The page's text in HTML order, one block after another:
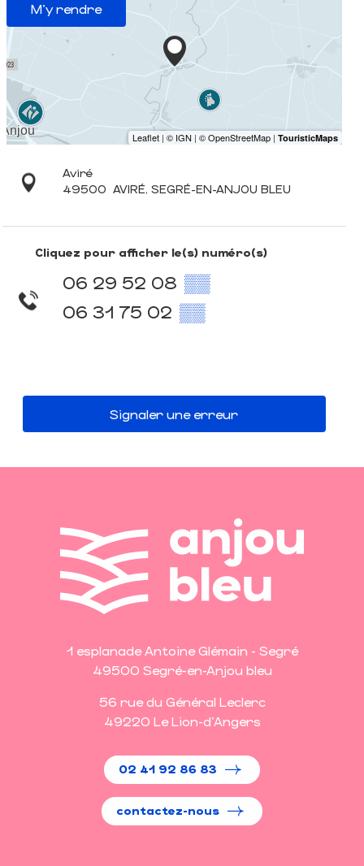
M'y rendre
Aviré
49500 AVIRÉ, SEGRÉ-EN-ANJOU BLEU
Cliquez pour afficher le(s) numéro(s)
06 29 52 08 ▒▒
06 31 75 02 ▒▒
Signaler une erreur
1 esplanade Antoine Glémain - Segré
49500 Segré-en-Anjou bleu
56 rue du Général Leclerc
49220 Le Lion-d'Angers
02 41 92 86 83
contactez-nous